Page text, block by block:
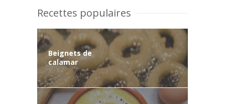
Recettes populaires
Beignets de
calamar